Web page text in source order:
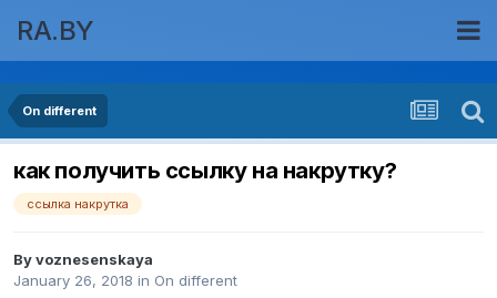
RA.BY
On different
как получить ссылку на накрутку?
ссылка накрутка
Byvoznesenskaya
January 26, 2018 in On different